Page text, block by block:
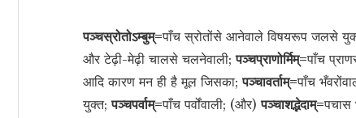
पञ्चस्रोतोऽम्बुम्=पाँच स्रोतोंसे आनेवाले विषयरूप जलसे
और टेढ़ी-मेढ़ी चालसे चलनेवाली;पञ्चप्राणोर्मिम्=पाँच
आदि कारण मन ही है मूल जिसका;पञ्चावर्ताम्=पाँच
युक्त;पञ्चपर्वाम्=पाँच पर्वोंवाली; (और)पञ्चाशद्भेदाम्=पचास